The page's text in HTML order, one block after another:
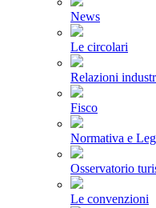
News
Le circolari
Relazioni
Fisco
Normativa e
Osservatorio
Le convenzioni